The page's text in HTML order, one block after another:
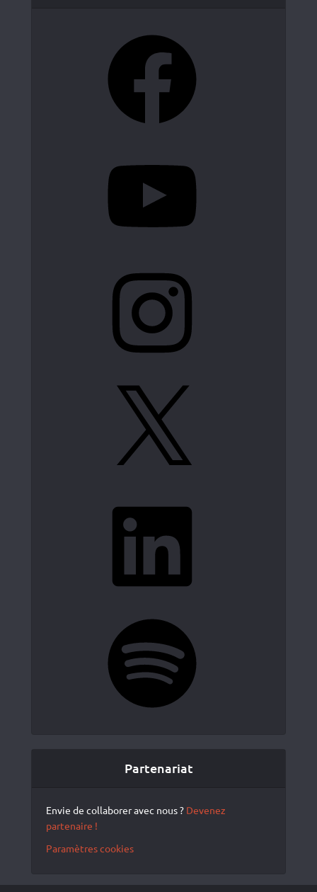
Partenariat
Envie de collaborer avec nous ? Devenez
partenaire !
Paramètres cookies